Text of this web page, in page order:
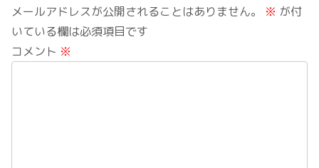
メールアドレスが公開されることはありません。 ※ が付
いている欄は必須項目です
コメント ※